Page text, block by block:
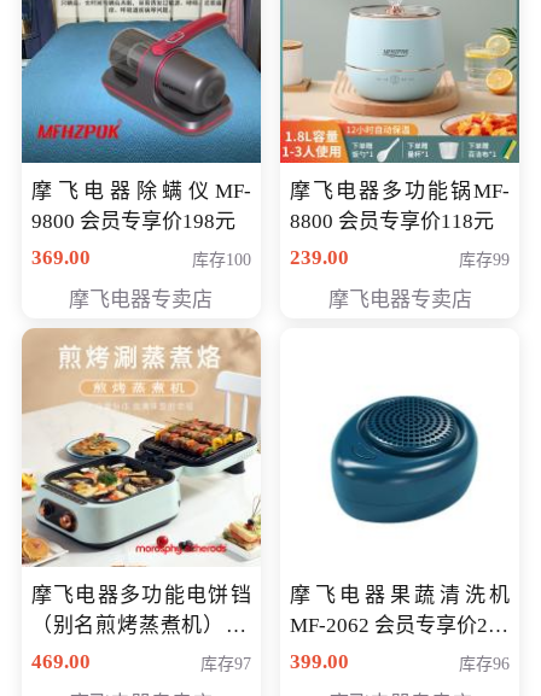
摩飞电器除螨仪MF-
9800 会员专享价198元
369.00
库存100
摩飞电器专卖店
摩飞电器多功能锅MF-
8800 会员专享价118元
239.00
库存99
摩飞电器专卖店
摩飞电器多功能电饼铛
（别名煎烤蒸煮机） 型
号MF-8888B 会员专享
469.00 库存97
摩飞电器果蔬清洗机
MF-2062 会员专享价268
元
399.00 库存96